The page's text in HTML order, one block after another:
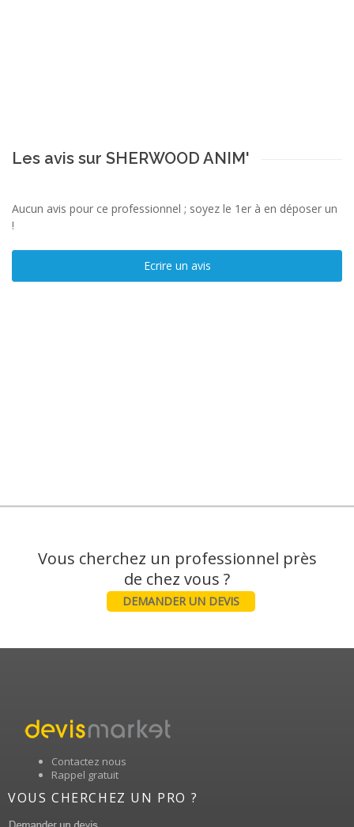
Les avis sur SHERWOOD ANIM'
Aucun avis pour ce professionnel ; soyez le 1er à en déposer un
!
Ecrire un avis
Vous cherchez un professionnel près
DEMANDER UN DEVIS
Contactez nous
Rappel gratuit
VOUS CHERCHEZ UN PRO ?